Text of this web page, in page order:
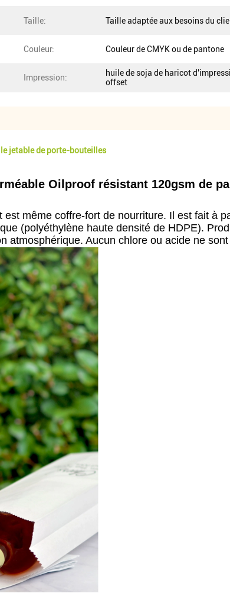
Taille: Taille adaptée aux besoins du
Couleur: Couleur de CMYK ou de pantone
Impression:
huile de soja de haricot
offset
jetable de porte-bouteilles
Oilproof résistant 120gsm de
même coffre-fort de nourriture. Il est fait à
(polyéthylène haute densité de HDPE).
atmosphérique. Aucun chlore ou acide ne